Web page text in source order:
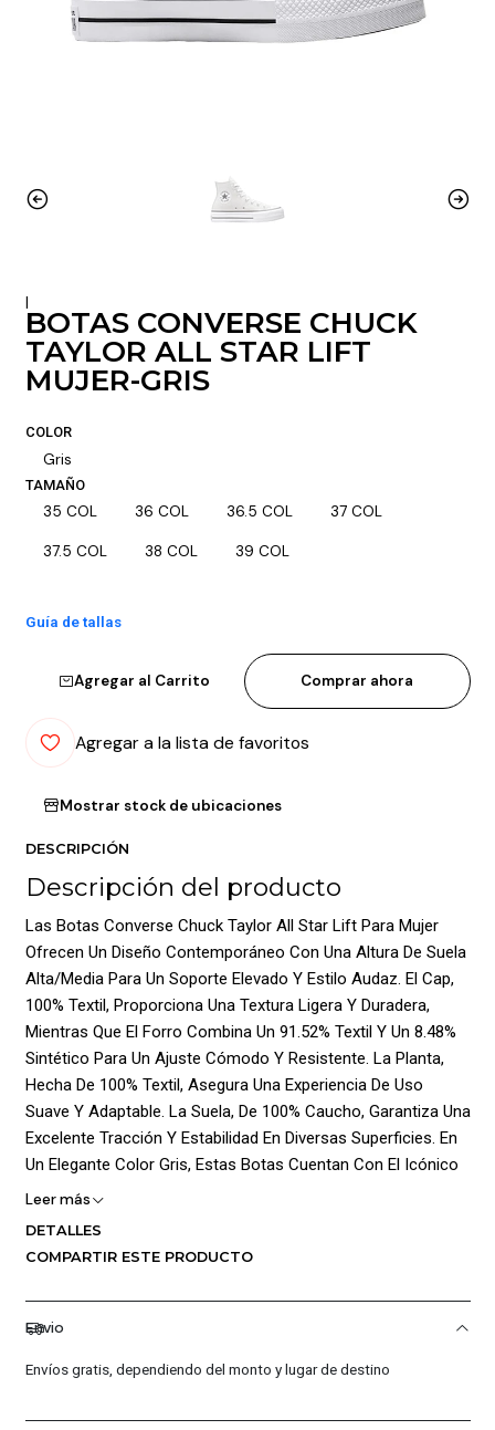
|
BOTAS CONVERSE CHUCK
TAYLOR ALL STAR LIFT
MUJER-GRIS
COLOR
Gris
TAMAÑO
35 COL 36 COL 36.5 COL 37 COL
37.5 COL 38 COL 39 COL
Guía de tallas
Agregar al Carrito Comprar ahora
Agregar a la lista de favoritos
Mostrar stock de ubicaciones
DESCRIPCIÓN
Descripción del producto
Las Botas Converse Chuck Taylor All Star Lift Para Mujer
Ofrecen Un Diseño Contemporáneo Con Una Altura De Suela
Alta/Media Para Un Soporte Elevado Y Estilo Audaz. El Cap,
100% Textil, Proporciona Una Textura Ligera Y Duradera,
Mientras Que El Forro Combina Un 91.52% Textil Y Un 8.48%
Sintético Para Un Ajuste Cómodo Y Resistente. La Planta,
Hecha De 100% Textil, Asegura Una Experiencia De Uso
Suave Y Adaptable. La Suela, De 100% Caucho, Garantiza Una
Excelente Tracción Y Estabilidad En Diversas Superficies. En
Un Elegante Color Gris, Estas Botas Cuentan Con El Icónico
Logo De La Marca En El Lateral, Resaltando Su Autenticidad
Funcionalidad En Su Calzado Diario.
Leer más
DETALLES
COMPARTIR ESTE PRODUCTO
Envio
Envíos gratis, dependiendo del monto y lugar de destino